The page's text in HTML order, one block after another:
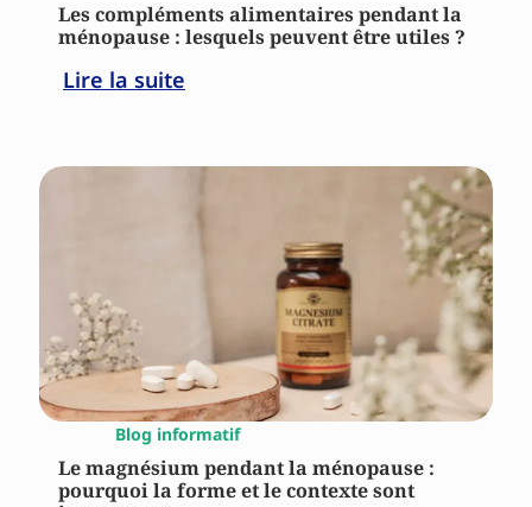
Les compléments alimentaires pendant la
ménopause : lesquels peuvent être utiles ?
Lire la suite
Blog informatif
Le magnésium pendant la ménopause :
pourquoi la forme et le contexte sont